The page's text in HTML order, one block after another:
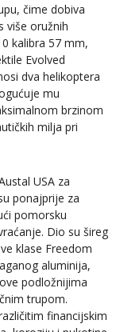
čime dobiva
više oružnih
kalibra 57 mm,
Evolved
dva helikoptera
mu
brzinom
milja pri
USA za
ponajprije za
pomorsku
Dio su šireg
klase Freedom
aluminija,
podložnijima
trupom.
financijskim